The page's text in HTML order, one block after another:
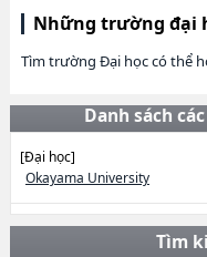
Những trường đại
Tìm trường Đại học có thể
Danh sách
[Đại học]
Okayama University
Tìm